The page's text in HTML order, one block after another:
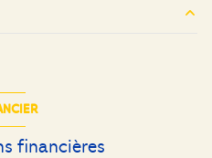
financières